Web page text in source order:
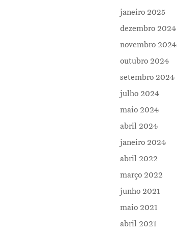
janeiro 2025
dezembro 2024
novembro 2024
outubro 2024
setembro 2024
julho 2024
maio 2024
abril 2024
janeiro 2024
abril 2022
março 2022
junho 2021
maio 2021
abril 2021